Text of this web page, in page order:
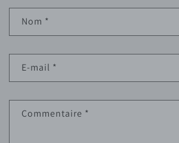
Nom *
E-mail *
Commentaire *